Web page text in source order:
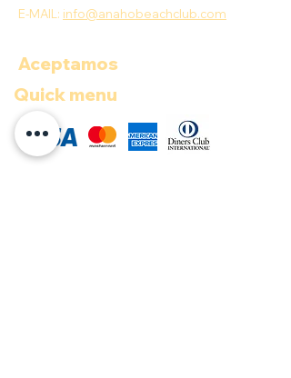
E-MAIL: info@anahobeachclub.com
Aceptamos
Quick menu